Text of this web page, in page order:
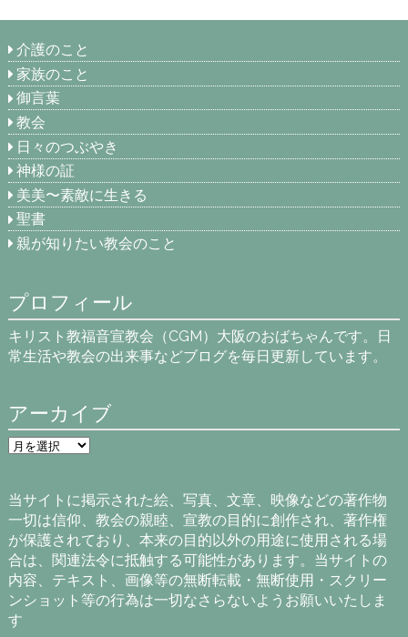
介護のこと
家族のこと
御言葉
教会
日々のつぶやき
神様の証
美美〜素敵に生きる
聖書
親が知りたい教会のこと
プロフィール
キリスト教福音宣教会（CGM）大阪のおばちゃんです。日
常生活や教会の出来事などブログを毎日更新しています。
アーカイブ
ア
ー
ブ
当サイトに掲示された絵、写真、文章、映像などの著作物
一切は信仰、教会の親睦、宣教の目的に創作され、著作権
が保護されており、本来の目的以外の用途に使用される場
合は、関連法令に抵触する可能性があります。当サイトの
内容、テキスト、画像等の無断転載・無断使用・スクリー
ンショット等の行為は一切なさらないようお願いいたしま
す